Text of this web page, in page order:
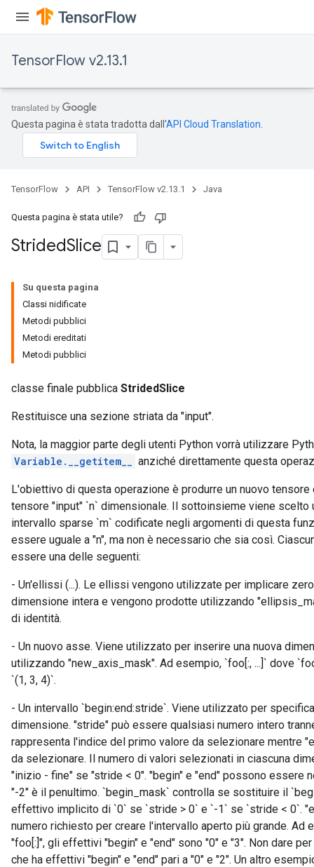
TensorFlow v2.13.1
Questa pagina è stata tradotta dall'API Cloud Translation
TensorFlow API TensorFlow v2.13.1 Java
Questa pagina è stata utile?
StridedSlice
Su questa pagina
Classi nidificate
Metodi pubblici
Metodi ereditati
Metodi pubblici
classe finale pubblica StridedSlice
Restituisce una sezione striata da "input".
Nota, la maggior parte degli utenti Python vorrà utilizzare
Variable.__getitem__ anziché direttamente questa
L'obiettivo di questa operazione è produrre un nuovo
tensore "input" `n` dimensionale. Il sottoinsieme viene
intervallo sparse `m` codificate negli argomenti di questa
essere uguale a "n", ma non è necessario che sia così.
essere una delle seguenti:
- Un'ellissi (...). Le ellissi vengono utilizzate per implicare
dimensione intera e vengono prodotte utilizzando
di identità.
- Un nuovo asse. Viene utilizzato per inserire una nuova
utilizzando "new_axis_mask". Ad esempio, `foo[:, ...]` dove
`(1, 3, 4)`.
- Un intervallo `begin:end:stride`. Viene utilizzato per
dimensione. "stride" può essere qualsiasi numero intero
rappresenta l'indice del primo valore da selezionare mentre
da selezionare. Il numero di valori selezionati in ciascuna
"inizio - fine" se "stride < 0". "begin" e "end" possono essere
"-2" è il penultimo. `begin_mask` controlla se sostituire il
effettivo implicito di `0` se `stride > 0` e `-1` se `stride < 0`.
numero richiesto per creare l'intervallo aperto più grande. Ad
"foo[:]", gli effettivi "begin" e "end" sono "0" e "3". Non dare
che ha effettivi "begin" e "end" pari a "0" e "2". Un altro